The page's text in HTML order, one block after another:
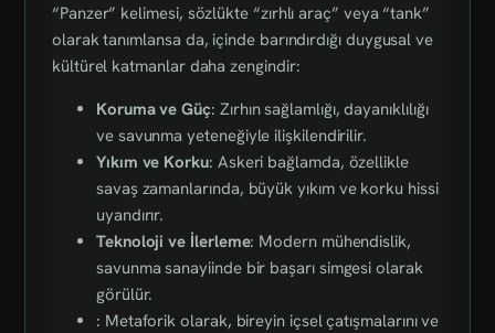
“Panzer” kelimesi, sözlükte “zırhlı araç” veya “tank”
olarak tanımlansa da, içinde barındırdığı duygusal ve
kültürel katmanlar daha zengindir:
Koruma ve Güç: Zırhın sağlamlığı, dayanıklılığı
ve savunma yeteneğiyle ilişkilendirilir.
Yıkım ve Korku: Askeri bağlamda, özellikle
savaş zamanlarında, büyük yıkım ve korku hissi
uyandırır.
Teknoloji ve İlerleme: Modern mühendislik,
savunma sanayiinde bir başarı simgesi olarak
görülür.
: Metaforik olarak, bireyin içsel çatışmalarını ve